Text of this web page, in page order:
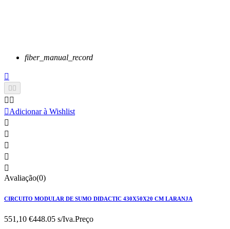
fiber_manual_record

 
 
Adicionar à Wishlist





Avaliação(0)
CIRCUITO MODULAR DE SUMO DIDACTIC 430X50X20 CM LARANJA
551,10 €448.05 s/Iva.Preço